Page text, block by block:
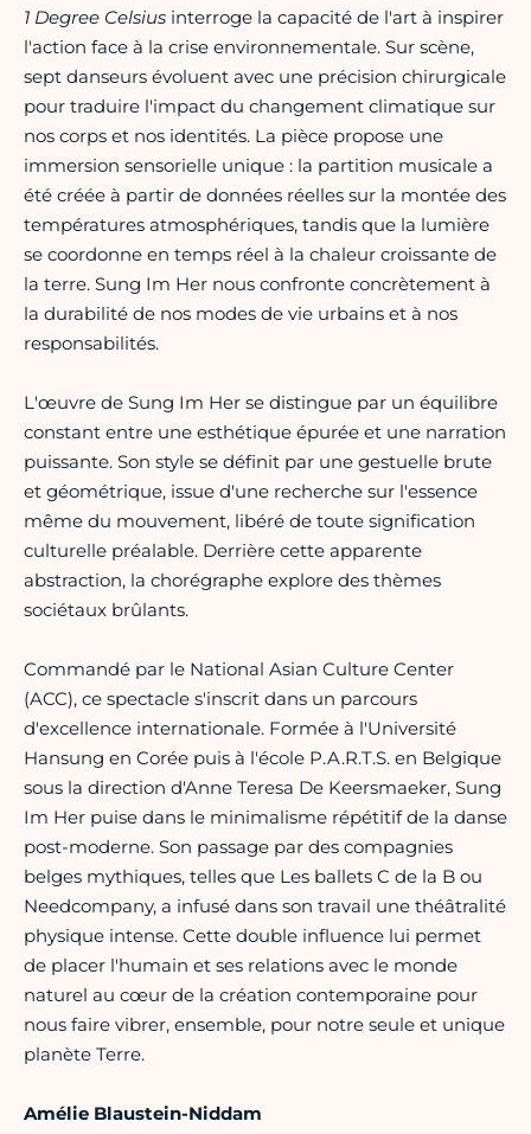
1 Degree Celsius interroge la capacité de l'art à inspirer
l'action face à la crise environnementale. Sur scène,
sept danseurs évoluent avec une précision chirurgicale
pour traduire l'impact du changement climatique sur
nos corps et nos identités. La pièce propose une
immersion sensorielle unique : la partition musicale a
été créée à partir de données réelles sur la montée des
températures atmosphériques, tandis que la lumière
se coordonne en temps réel à la chaleur croissante de
la terre. Sung Im Her nous confronte concrètement à
la durabilité de nos modes de vie urbains et à nos
responsabilités.
L'œuvre de Sung Im Her se distingue par un équilibre
constant entre une esthétique épurée et une narration
puissante. Son style se définit par une gestuelle brute
et géométrique, issue d'une recherche sur l'essence
même du mouvement, libéré de toute signification
culturelle préalable. Derrière cette apparente
abstraction, la chorégraphe explore des thèmes
sociétaux brûlants.
Commandé par le National Asian Culture Center
(ACC), ce spectacle s'inscrit dans un parcours
d'excellence internationale. Formée à l'Université
Hansung en Corée puis à l'école P.A.R.T.S. en Belgique
sous la direction d'Anne Teresa De Keersmaeker, Sung
Im Her puise dans le minimalisme répétitif de la danse
post-moderne. Son passage par des compagnies
belges mythiques, telles que Les ballets C de la B ou
Needcompany, a infusé dans son travail une théâtralité
physique intense. Cette double influence lui permet
de placer l'humain et ses relations avec le monde
naturel au cœur de la création contemporaine pour
nous faire vibrer, ensemble, pour notre seule et unique
planète Terre.
Amélie Blaustein-Niddam